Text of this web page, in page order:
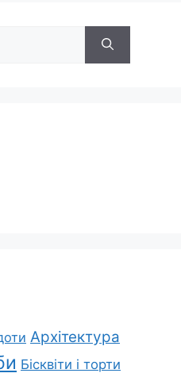
Архітектура
Бісквіти і торти